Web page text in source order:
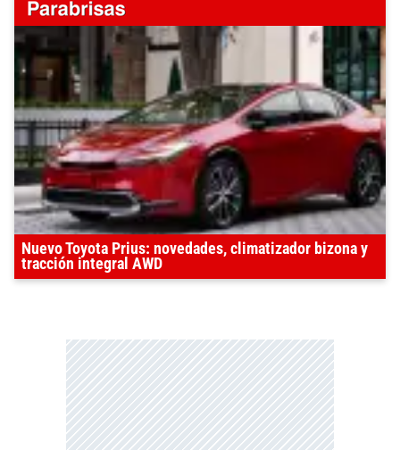
Nuevo Toyota Prius: novedades, climatizador bizona y
tracción integral AWD